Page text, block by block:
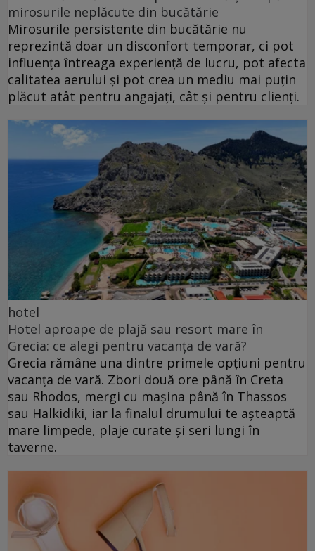
mirosurile neplăcute din bucătărie
Mirosurile persistente din bucătărie nu
reprezintă doar un disconfort temporar, ci pot
influența întreaga experiență de lucru, pot afecta
calitatea aerului și pot crea un mediu mai puțin
plăcut atât pentru angajați, cât și pentru clienți.
hotel
Hotel aproape de plajă sau resort mare în
Grecia: ce alegi pentru vacanța de vară?
Grecia rămâne una dintre primele opțiuni pentru
vacanța de vară. Zbori două ore până în Creta
sau Rhodos, mergi cu mașina până în Thassos
sau Halkidiki, iar la finalul drumului te așteaptă
mare limpede, plaje curate și seri lungi în
taverne.